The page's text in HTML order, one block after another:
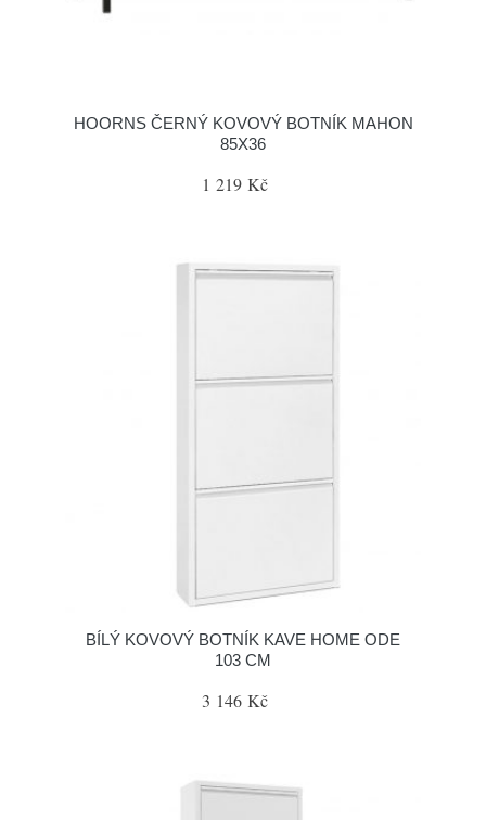
HOORNS ČERNÝ KOVOVÝ BOTNÍK MAHON
85X36
1 219 Kč
BÍLÝ KOVOVÝ BOTNÍK KAVE HOME ODE
103 CM
3 146 Kč